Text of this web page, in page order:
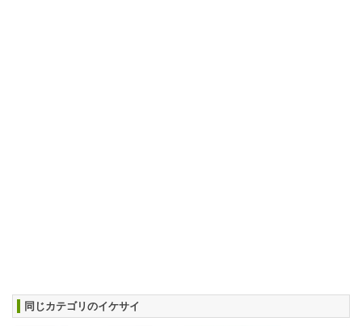
同じカテゴリのイケサイ